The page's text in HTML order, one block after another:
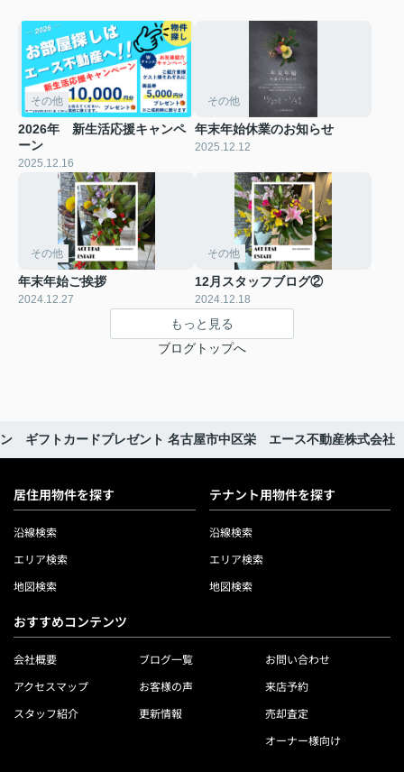
その他
2026年 新生活応援キャンペ
ーン
2025.12.16
その他
年末年始休業のお知らせ
2025.12.12
その他
年末年始ご挨拶
2024.12.27
その他
12月スタッフブログ②
2024.12.18
もっと見る
ブログトップへ
ギフトカードプレゼント 名古屋市中区栄 エース不動産株式会社
居住用物件を探す
沿線検索
エリア検索
地図検索
テナント用物件を探す
沿線検索
エリア検索
地図検索
おすすめコンテンツ
会社概要
アクセスマップ
スタッフ紹介
ブログ一覧
お客様の声
更新情報
お問い合わせ
来店予約
売却査定
オーナー様向け